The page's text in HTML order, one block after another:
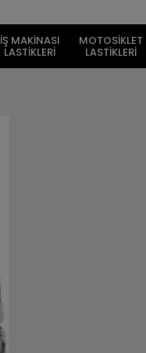
İŞ MAKİNASI
LASTİKLERİ
MOTOSİKLET
LASTİKLERİ